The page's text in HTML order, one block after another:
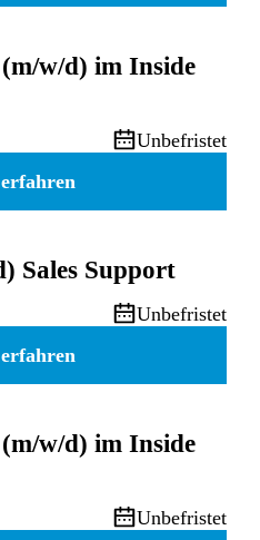
w/d) im Inside
Unbefristet
Sales Support
Unbefristet
w/d) im Inside
Unbefristet